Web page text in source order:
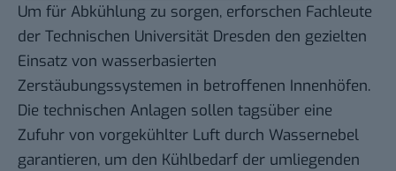
Um für Abkühlung zu sorgen, erforschen Fachleute
der Technischen Universität Dresden den gezielten
Einsatz von wasserbasierten
Zerstäubungssystemen in betroffenen Innenhöfen.
Die technischen Anlagen sollen tagsüber eine
Zufuhr von vorgekühlter Luft durch Wassernebel
garantieren, um den Kühlbedarf der umliegenden